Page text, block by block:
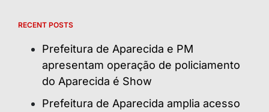
RECENT POSTS
Prefeitura de Aparecida e PM
apresentam operação de policiamento
do Aparecida é Show
Prefeitura de Aparecida amplia acesso